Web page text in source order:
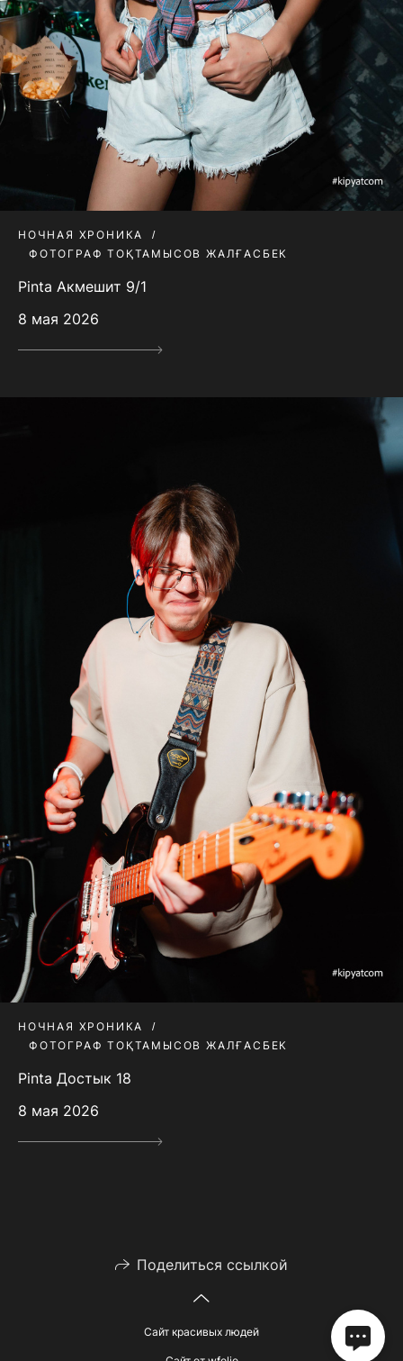
НОЧНАЯ ХРОНИКА
ФОТОГРАФ ТОҚТАМЫСОВ ЖАЛҒАСБЕК
Pinta Акмешит 9/1
8 мая 2026
НОЧНАЯ ХРОНИКА
ФОТОГРАФ ТОҚТАМЫСОВ ЖАЛҒАСБЕК
Pinta Достык 18
8 мая 2026
Поделиться ссылкой
Сайт красивых людей